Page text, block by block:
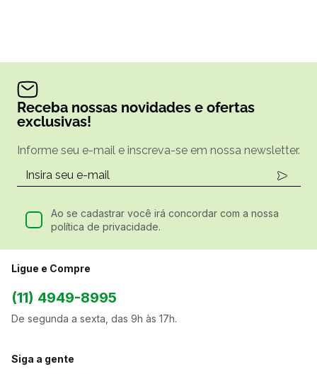
Receba nossas novidades e ofertas
exclusivas!
Informe seu e-mail e inscreva-se em nossa newsletter.
Ao se cadastrar você irá concordar com a nossa
política de privacidade.
Ligue e Compre
(11) 4949-8995
De segunda a sexta, das 9h às 17h.
Siga a gente